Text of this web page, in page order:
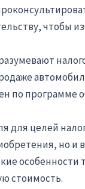
чтобы
по программе
для целей
но
особенности
стоимость.